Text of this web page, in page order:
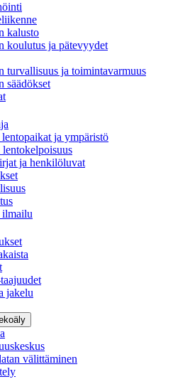
kalusto
koulutus ja pätevyydet
turvallisuus ja toimintavarmuus
säädökset
ja ympäristö
ja henkilöluvat
ilmailu
jakelu
välittäminen